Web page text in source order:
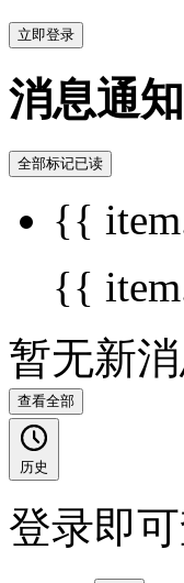
立即登录
消息通知
全部标记已读
{{
{{
暂无新
查看全部
历史
登录即